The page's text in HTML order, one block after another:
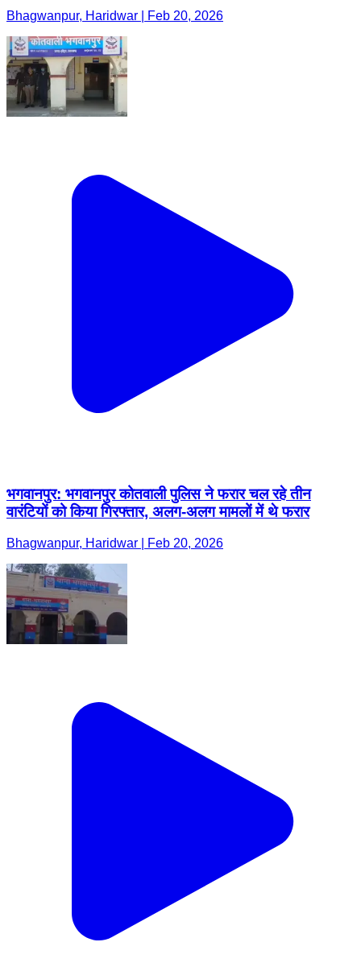
Bhagwanpur, Haridwar | Feb 20, 2026
भगवानपुर: भगवानपुर कोतवाली पुलिस ने फरार चल रहे तीन
वारंटियों को किया गिरफ्तार, अलग-अलग मामलों में थे फरार
Bhagwanpur, Haridwar | Feb 20, 2026